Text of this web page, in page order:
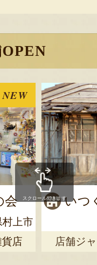
NEW
会
村上市
店
いつ
店舗ジ
スクロールできます